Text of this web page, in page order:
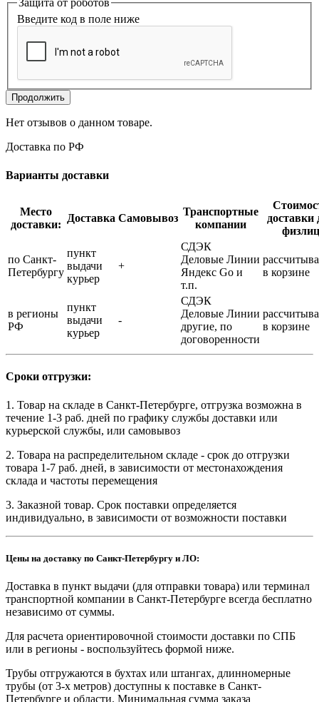
Введите код в поле ниже
Продолжить
Нет отзывов о данном товаре.
Доставка по РФ
Варианты доставки
Место
доставки:
Доставка Самовывоз
Транспортные
компании
доставки
физлиц
по Санкт-
Петербургу
пункт
выдачи
курьер
+
СДЭК
Деловые Линии
Яндекс Go и
т.п.
в корзине
в регионы
РФ
пункт
выдачи
курьер
-
СДЭК
Деловые Линии
другие, по
договоренности
в корзине
Сроки отгрузки:
1. Товар на складе в Санкт-Петербурге, отгрузка возможна в
течение 1-3 раб. дней по графику службы доставки или
курьерской службы, или самовывоз
2. Товара на распределительном складе - срок до отгрузки
товара 1-7 раб. дней, в зависимости от местонахождения
склада и частоты перемещения
3. Заказной товар. Срок поставки определяется
индивидуально, в зависимости от возможности поставки
Цены на доставку по Санкт-Петербургу и ЛО:
Доставка в пункт выдачи (для отправки товара) или терминал
транспортной компании в Санкт-Петербурге всегда бесплатно
независимо от суммы.
Для расчета ориентировочной стоимости доставки по СПБ
или в регионы - воспользуйтесь формой ниже.
Трубы отгружаются в бухтах или штангах, длинномерные
трубы (от 3-х метров) доступны к поставке в Санкт-
Петербурге и области. Минимальная сумма заказа